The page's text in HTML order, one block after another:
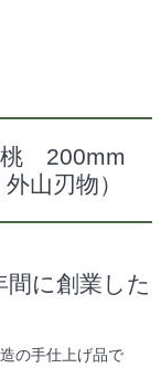
200mm
山刃物）
間に創業した
の手仕上げ品で